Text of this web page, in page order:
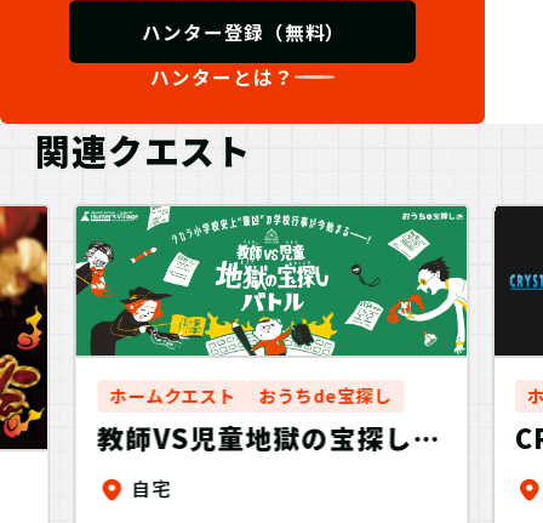
ハンター登録（無料）
ハンターとは？
関連クエスト
ホームクエスト おうちde宝探し
教師VS児童地獄の宝探しバ
トル自宅